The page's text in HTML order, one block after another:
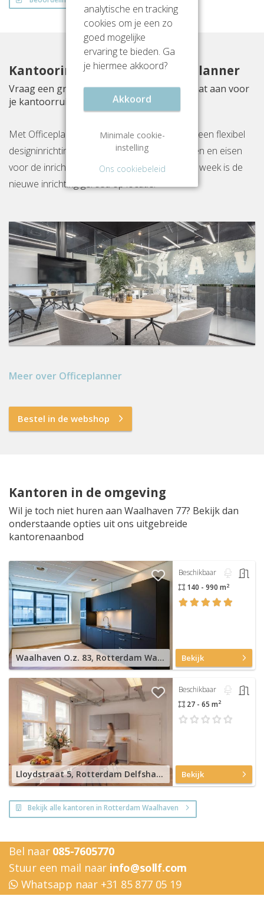
Kantoorinrichting met Officeplanner
Vraag een gratis inrichtingsvoorstel op maat aan voor
je kantoorruimte aan Waalhaven 77
Met Officeplanner huur, huurkoop of koop je een flexibel
designinrichtingspakket op basis van je wensen en eisen
voor de inrichting van jouw kantoor. Binnen 1 week is de
nieuwe inrichting gereed op locatie.
Meer over Officeplanner
Bestel in de webshop
Kantoren in de omgeving
Wil je toch niet huren aan Waalhaven 77? Bekijk dan
onderstaande opties uit ons uitgebreide
kantorenaanbod
Waalhaven O.z. 83, Rotterdam Waalhaven
Beschikbaar
140 - 990 m2
Bekijk
Lloydstraat 5, Rotterdam Delfshaven
Beschikbaar
27 - 65 m2
Bekijk
Bekijk alle kantoren in Rotterdam Waalhaven
analytische en tracking
cookies om je een zo
goed mogelijke
ervaring te bieden. Ga
je hiermee akkoord?
Akkoord
Minimale cookie-
instelling
Ons cookiebeleid
Bel naar 085-7605770
Stuur een mail naar info@sollf.com
Whatsapp naar +31 85 877 05 19